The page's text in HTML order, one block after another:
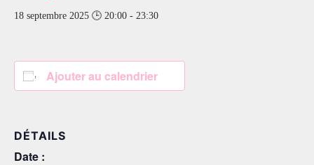
18 septembre 2025 🕒 20:00 - 23:30
Ajouter au calendrier
DÉTAILS
Date :